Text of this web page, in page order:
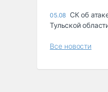
05.08 СК об
Тульской
Все новости